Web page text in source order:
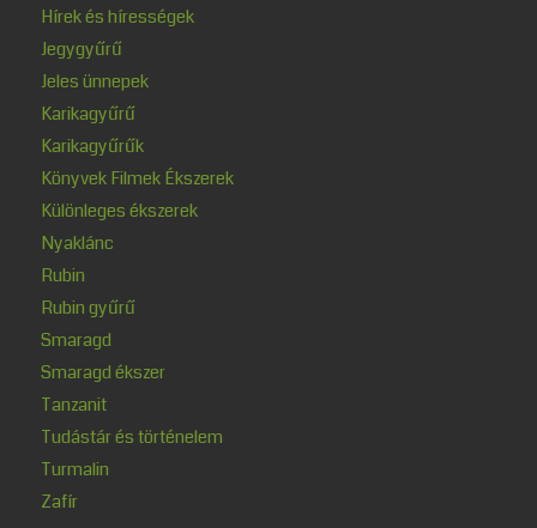
Hírek és hírességek
Jegygyűrű
Jeles ünnepek
Karikagyűrű
Karikagyűrűk
Könyvek Filmek Ékszerek
Különleges ékszerek
Nyaklánc
Rubin
Rubin gyűrű
Smaragd
Smaragd ékszer
Tanzanit
Tudástár és történelem
Turmalin
Zafír